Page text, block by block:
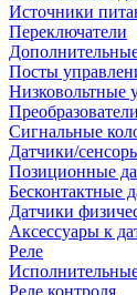
Источники
Переключатели
Посты
Низковольтные
Сигнальные
Датчики/
Позиционные
Бесконтактные
Датчики
Аксессуары к
Реле
Реле контроля